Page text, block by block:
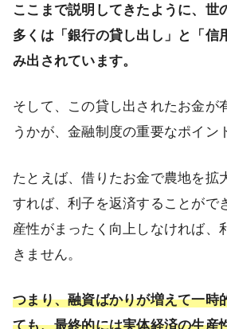
ここまで説明してきたように、世
多くは「銀行の貸し出し」と「信
み出されています。
そして、この貸し出されたお金が
うかが、金融制度の重要なポイン
たとえば、借りたお金で農地を拡
すれば、利子を返済することがで
産性がまったく向上しなければ、
きません。
つまり、融資ばかりが増えて一時
ても、最終的には実体経済の生産